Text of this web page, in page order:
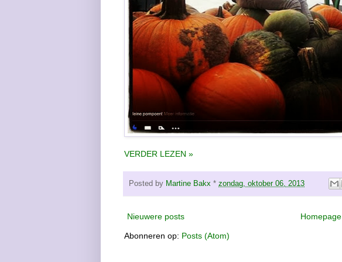
VERDER LEZEN »
Posted by Martine Bakx * zondag, oktober 06, 2013
Nieuwere posts Homepage
Abonneren op: Posts (Atom)